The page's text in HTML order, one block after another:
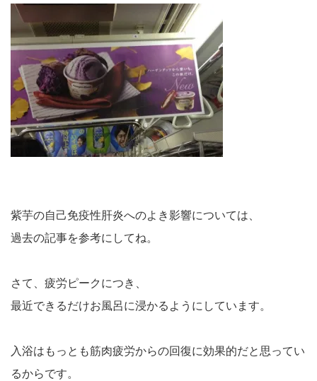
紫芋の自己免疫性肝炎へのよき影響については、
過去の記事を参考にしてね。
さて、疲労ピークにつき、
最近できるだけお風呂に浸かるようにしています。
入浴はもっとも筋肉疲労からの回復に効果的だと思ってい
るからです。